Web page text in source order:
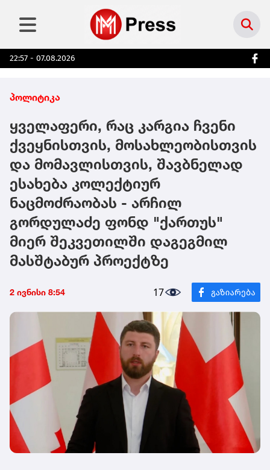
22:57 - 07.08.2026
პოლიტიკა
ყველაფერი, რაც კარგია ჩვენი
ქვეყნისთვის, მოსახლეობისთვის
და მომავლისთვის, შავბნელად
ესახება კოლექტიურ
ნაცმოძრაობას - არჩილ
გორდულაძე ფონდ "ქართუს"
მიერ შეკვეთილში დაგეგმილ
მასშტაბურ პროექტზე
2 ივნისი 8:54 17